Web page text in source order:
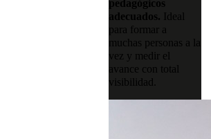
pedagógicos
adecuados. Ideal
para formar a
muchas personas a la
vez y medir el
avance con total
visibilidad.